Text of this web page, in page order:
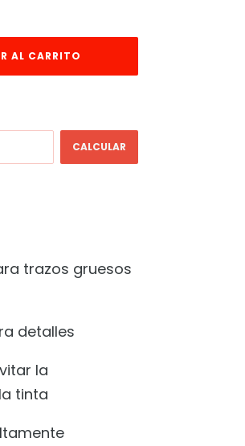
CALCULAR
trazos gruesos
detalles
la
tinta